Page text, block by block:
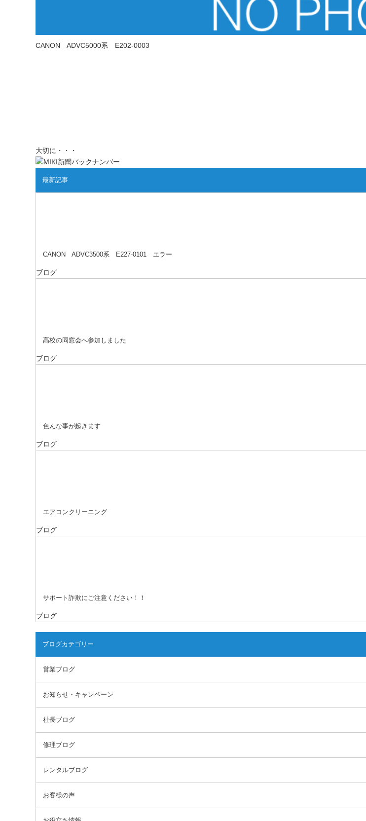
CANON ADVC5000系 E202-0003
大切に・・・
最新記事
CANON ADVC3500系 E227-0101 エラー
ブログ
高校の同窓会へ参加しました
ブログ
色んな事が起きます
ブログ
エアコンクリーニング
ブログ
サポート詐欺にご注意ください！！
ブログ
ブログカテゴリー
営業ブログ
お知らせ・キャンペーン
社長ブログ
修理ブログ
レンタルブログ
お客様の声